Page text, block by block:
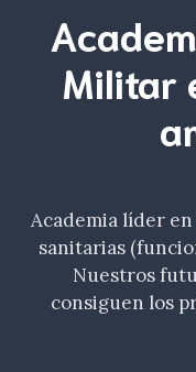
Militar
Academia líder
sanitarias
Nuestros
consiguen los